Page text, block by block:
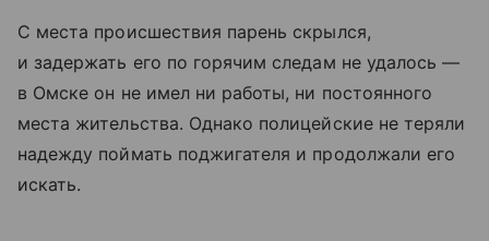
С места происшествия парень скрылся,
и задержать его по горячим следам не удалось —
в Омске он не имел ни работы, ни постоянного
места жительства. Однако полицейские не теряли
надежду поймать поджигателя и продолжали его
искать.